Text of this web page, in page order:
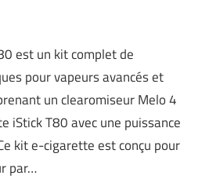
est un kit complet de
pour vapeurs avancés et
un clearomiseur Melo 4
iStick T80 avec une puissance
kit e-cigarette est conçu pour
par…